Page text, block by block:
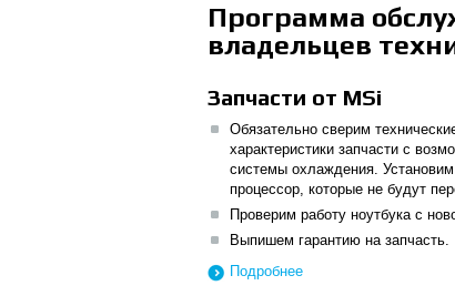
Программа
владельцев
Запчасти от MSi
Обязательно сверим
характеристики запчасти с
системы охлаждения.
процессор, которые не будут
Проверим работу ноутбука с
Выпишем гарантию на запчасть.
Подробнее